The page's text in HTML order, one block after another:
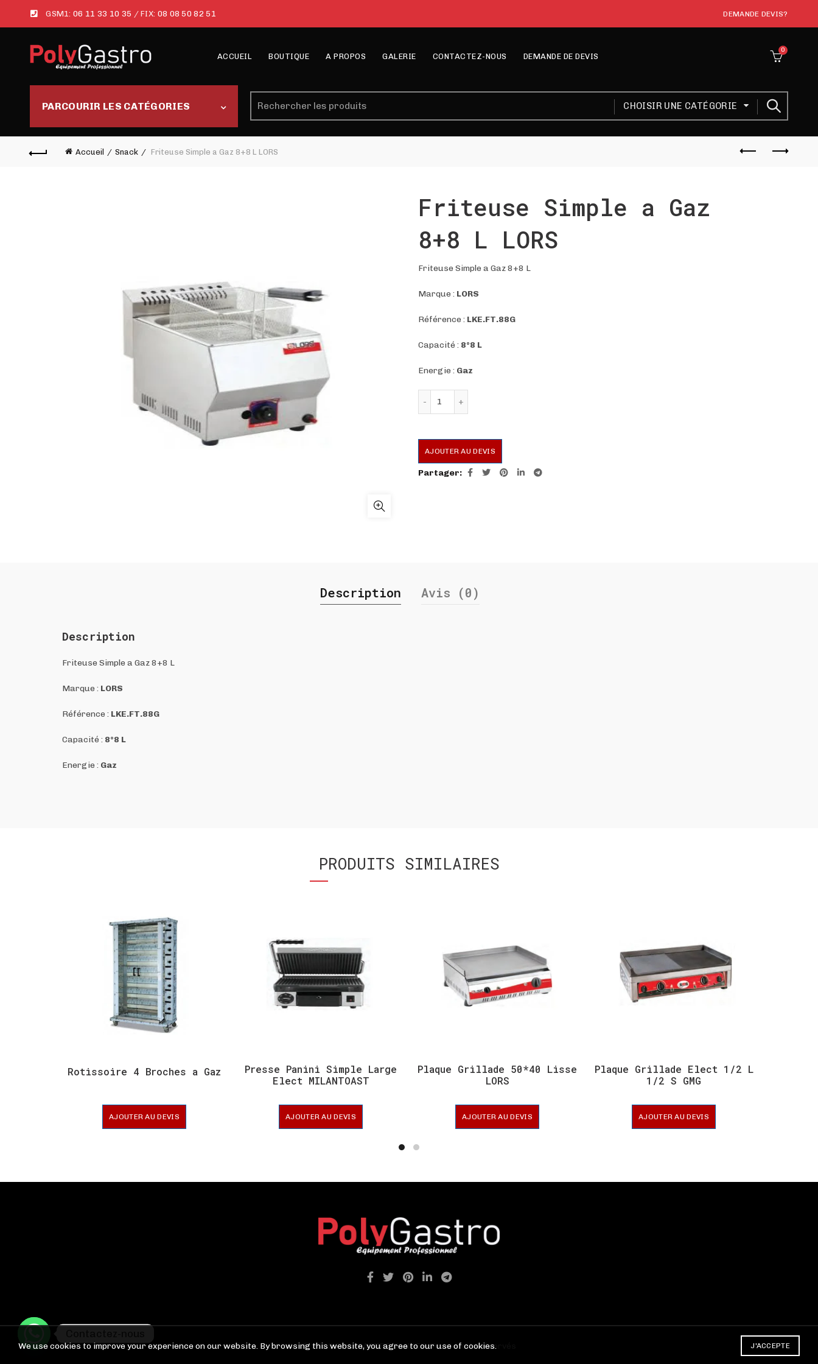
GSM1:06 11 33 10 35 / FIX: 08 08 50 82 51 DEMANDE DEVIS?
ACCUEIL BOUTIQUE A PROPOS GALERIE CONTACTEZ-NOUS DEMANDE DE DEVIS
0
PARCOURIR LES CATÉGORIES CHOISIR UNE CATÉGORIE
Accueil Snack Friteuse Simple a Gaz 8+8 L LORS
Friteuse Simple a Gaz
8+8 L LORS
Friteuse Simple a Gaz 8+8 L
Marque : LORS
Référence : LKE.FT.88G
Capacité : 8°8 L
Energie : Gaz
AJOUTER AU DEVIS
Partager
Description Avis (0)
Description
Friteuse Simple a Gaz 8+8 L
Marque : LORS
Référence : LKE.FT.88G
Capacité : 8°8 L
Energie : Gaz
PRODUITS SIMILAIRES
Rotissoire 4 Broches a Gaz
AJOUTER AU DEVIS
Presse Panini Simple Large
Elect MILANTOAST
AJOUTER AU DEVIS
Plaque Grillade 50*40 Lisse
LORS
AJOUTER AU DEVIS
Plaque Grillade Elect 1/2 L
1/2 S GMG
AJOUTER AU DEVIS
© 2026POLYGASTRO TANGER. Tous droits réservés
We use cookies to improve your experience on our website. By browsing this website, you agree to our use of cookies. J'ACCEPTE